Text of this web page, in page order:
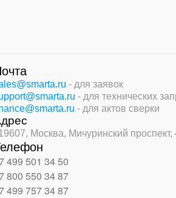
- для заявок
- для технических
- для актов сверки
Москва, Мичуринский проспект,
499 501 34 50
800 550 34 87
499 757 34 87